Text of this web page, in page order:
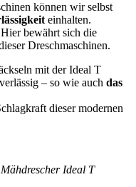
können wir selbst
einhalten.
bewährt sich die
Dreschmaschinen.
mit der Ideal T
– so wie auch das
dieser modernen
Ideal T